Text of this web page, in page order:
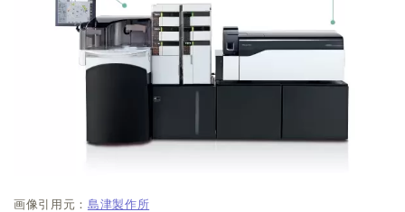
画像引用元： 島津製作所